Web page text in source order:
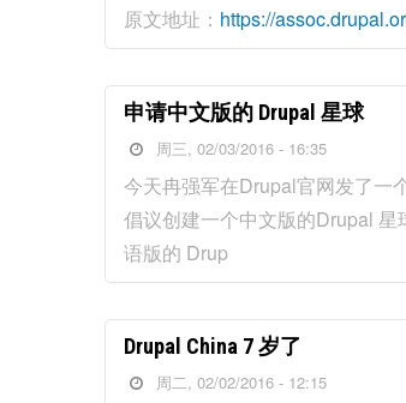
原文地址： https://
申请中文版的 Drupal 星球
周三, 02/03/2016 - 16:35
今天冉强军在Drupal官网发了一
倡议创建一个中文版的Drupal 星
语版的 Drup
Drupal China 7 岁了
周二, 02/02/2016 - 12:15